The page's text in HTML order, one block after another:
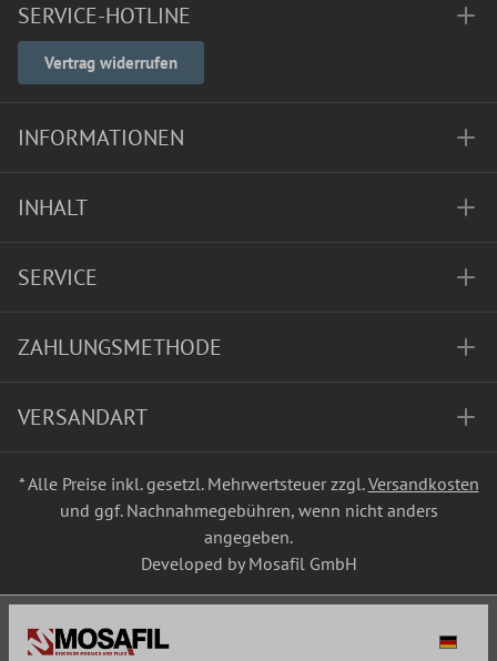
SERVICE-HOTLINE
Vertrag widerrufen
INFORMATIONEN
INHALT
SERVICE
ZAHLUNGSMETHODE
VERSANDART
* Alle Preise inkl. gesetzl. Mehrwertsteuer zzgl.Versandkosten
und ggf. Nachnahmegebühren, wenn nicht anders
angegeben.
Developed by Mosafil GmbH